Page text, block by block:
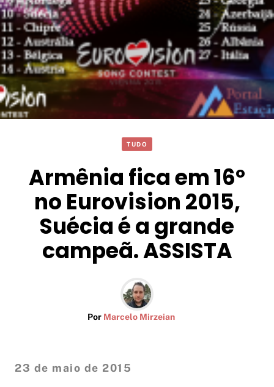
TUDO
Armênia fica em 16º
no Eurovision 2015,
Suécia é a grande
campeã. ASSISTA
Por Marcelo Mirzeian
23 de maio de 2015